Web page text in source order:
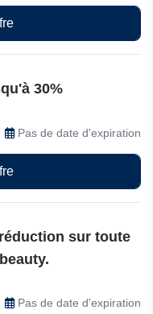
ferme.
30%
sur une
Pas de date d'expiration
sur toute
plus : bénéficiez de
sur toute la gamme
Pas de date d'expiration